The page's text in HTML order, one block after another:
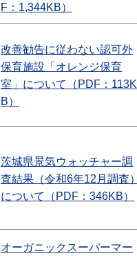
F：1,344KB）
改善勧告に従わない認可外
保育施設「オレンジ保育
室」について（PDF：113K
B）
茨城県景気ウォッチャー調
査結果（令和6年12月調査）
について（PDF：346KB）
オーガニックスーパーマー